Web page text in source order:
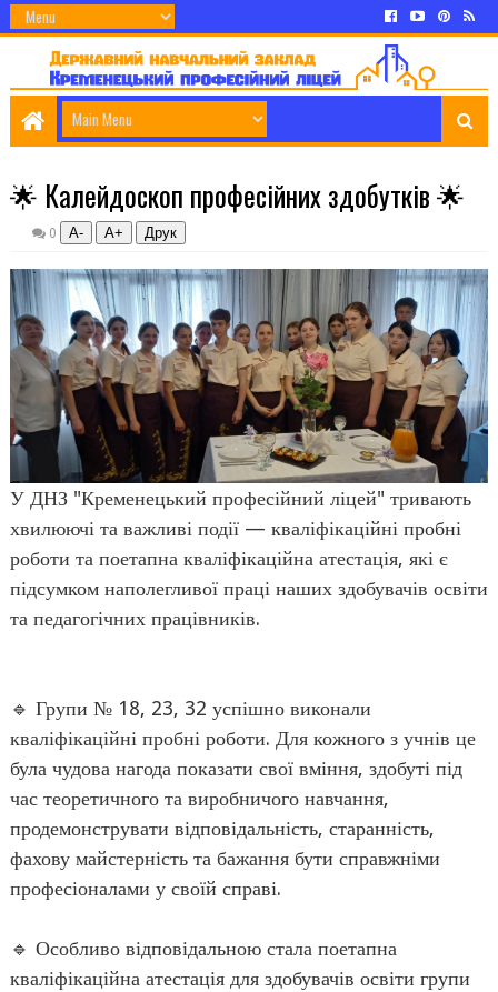
🌟 Калейдоскоп професійних здобутків 🌟
0 А- А+
У ДНЗ "Кременецький професійний ліцей" тривають
хвилюючі та важливі події — кваліфікаційні пробні
роботи та поетапна кваліфікаційна атестація, які є
підсумком наполегливої праці наших здобувачів освіти
та педагогічних працівників.
🔹 Групи № 18, 23, 32 успішно виконали
кваліфікаційні пробні роботи. Для кожного з учнів це
була чудова нагода показати свої вміння, здобуті під
час теоретичного та виробничого навчання,
продемонструвати відповідальність, старанність,
фахову майстерність та бажання бути справжніми
професіоналами у своїй справі.
🔹 Особливо відповідальною стала поетапна
кваліфікаційна атестація для здобувачів освіти групи